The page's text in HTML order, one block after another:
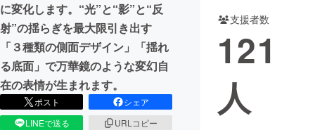
に変化します。“光”と“影”と“反
射”の揺らぎを最大限引き出す
「３種類の側面デザイン」「揺れ
る底面」で万華鏡のような変幻自
在の表情が生まれます。
ポスト
シェア
LINEで送る
URLコピー
支援者数
121
人